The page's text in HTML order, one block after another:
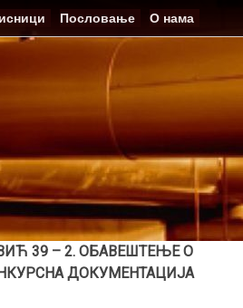
Пословање О нама
39 – 2. ОБАВЕШТЕЊЕ О
ДОКУМЕНТАЦИЈА